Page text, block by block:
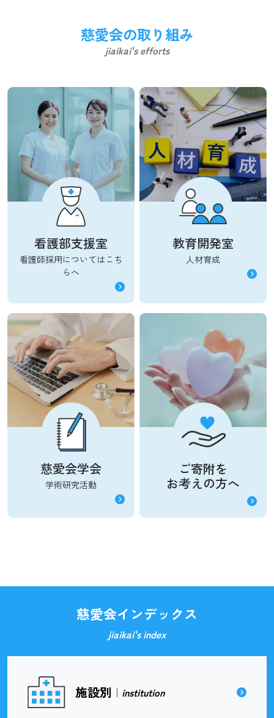
慈愛会の取り組み
jiaikai's efforts
看護部支援室
看護師採用についてはこち
らへ
教育開発室
人材育成
慈愛会学会
学術研究活動
ご寄附を
お考えの方へ
慈愛会インデックス
jiaikai's index
施設別 ｜ institution